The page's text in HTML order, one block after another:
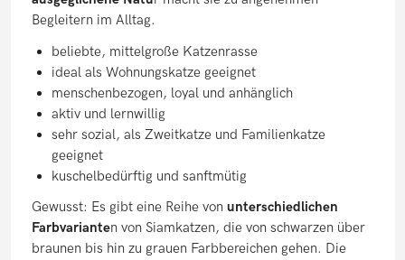
Begleitern im Alltag.
beliebte, mittelgroße Katzenrasse
ideal als Wohnungskatze geeignet
menschenbezogen, loyal und anhänglich
aktiv und lernwillig
sehr sozial, als Zweitkatze und Familienkatze
geeignet
kuschelbedürftig und sanftmütig
Gewusst: Es gibt eine Reihe von unterschiedlichen
Farbvarianten von Siamkatzen, die von schwarzen über
braunen bis hin zu grauen Farbbereichen gehen. Die